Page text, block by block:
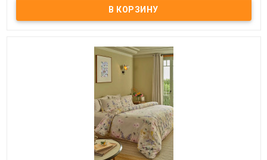
Чехол для подушки Penelope New Nomite 50х70 см (2 шт) Размер:
50х70см. Состав: Чехол: 100% хлопок. Наполнитель чехла:
антиалергенное волокно. Количество в упаковке: 2 шт. Торговая